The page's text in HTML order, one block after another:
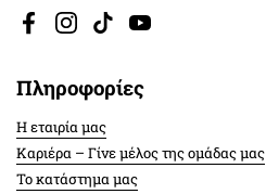
FacebookInstagram
TikTokYouTube
Πληροφορίες
Η εταιρία μας
Καριέρα – Γίνε μέλος της ομάδας μας
Το κατάστημα μας